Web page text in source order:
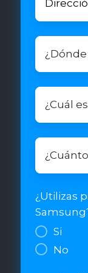
de
correo
comercial
Email
¿Dónde
está
*
¿Cuál
es
su
principal
área
de
trabajo?
*
¿Cuántos
aparatos
tiene
planeado
a
utilizar
para
su
¿Utilizas
Si
No